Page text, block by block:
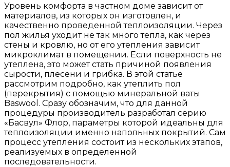
Уровень комфорта в частном доме зависит от
материалов, из которых он изготовлен, и
качественно проведенной теплоизоляции. Через
пол жилья уходит не так много тепла, как через
стены и кровлю, но от его утепления зависит
микроклимат в помещении. Если поверхность не
утеплена, это может стать причиной появления
сырости, плесени и грибка. В этой статье
рассмотрим подробно, как утеплить пол
(перекрытия) с помощью минеральной ваты
Baswool. Сразу обозначим, что для данной
процедуры производитель разработал серию
«Басвул» Флор, параметры которой идеальны для
теплоизоляции именно напольных покрытий. Сам
процесс утепления состоит из нескольких этапов,
реализуемых в определенной
последовательности.